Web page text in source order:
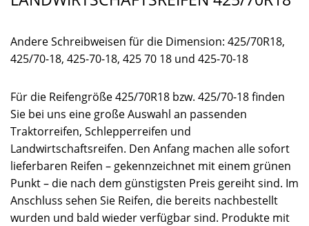
Andere Schreibweisen für die Dimension: 425/70R18,
425/70-18, 425-70-18, 425 70 18 und 425-70-18
Für die Reifengröße 425/70R18 bzw. 425/70-18 finden
Sie bei uns eine große Auswahl an passenden
Traktorreifen, Schlepperreifen und
Landwirtschaftsreifen. Den Anfang machen alle sofort
lieferbaren Reifen – gekennzeichnet mit einem grünen
Punkt – die nach dem günstigsten Preis gereiht sind. Im
Anschluss sehen Sie Reifen, die bereits nachbestellt
wurden und bald wieder verfügbar sind. Produkte mit